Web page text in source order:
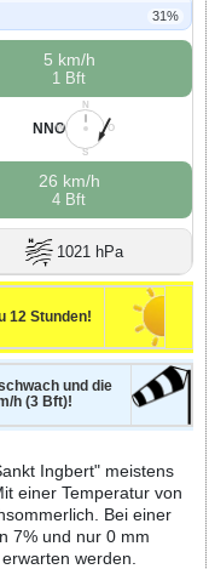
31%
5 km/h
1 Bft
N
O
S
W
NNO
26 km/h
4 Bft
1021 hPa
12 Stunden!
und die
h (3 Bft)!
Ingbert" meistens
einer Temperatur von
Bei einer
7% und nur 0 mm
werden.